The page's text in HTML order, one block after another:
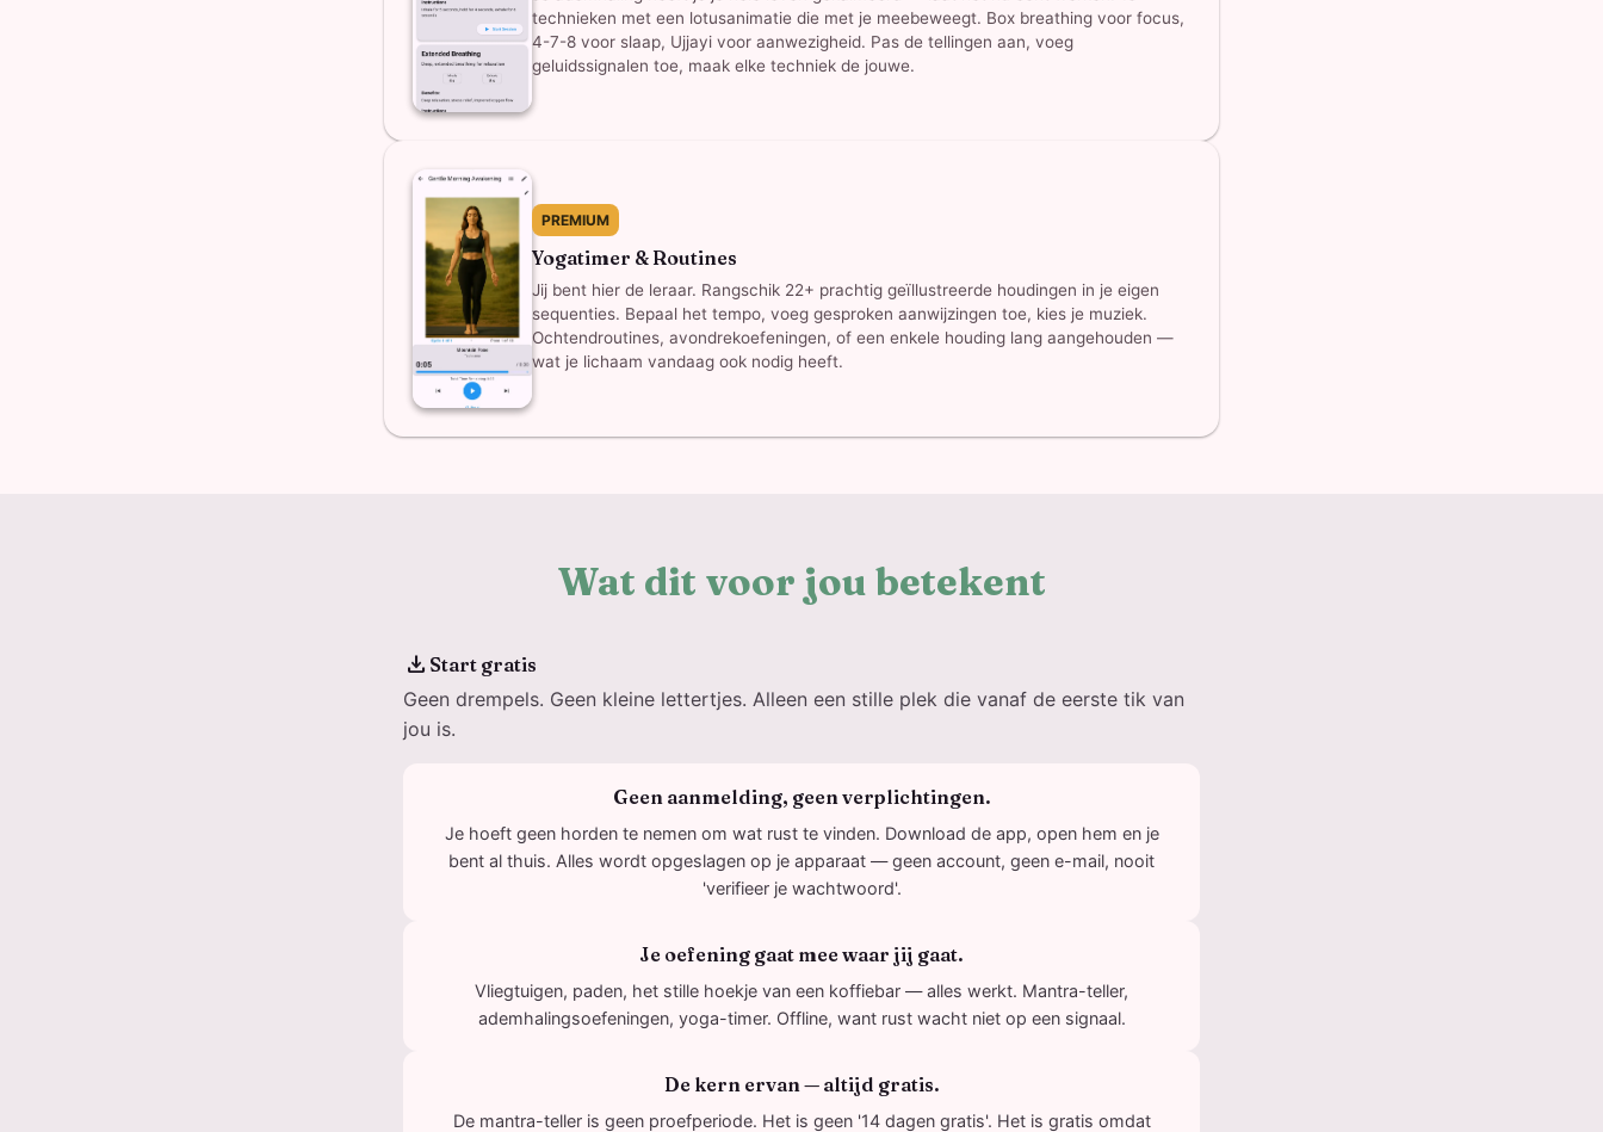
technieken met een lotusanimatie die met je meebeweegt. Box breathing voor focus,
4-7-8 voor slaap, Ujjayi voor aanwezigheid. Pas de tellingen aan, voeg
geluidssignalen toe, maak elke techniek de jouwe.
PREMIUM
Yogatimer & Routines
Jij bent hier de leraar. Rangschik 22+ prachtig geïllustreerde houdingen in je eigen
sequenties. Bepaal het tempo, voeg gesproken aanwijzingen toe, kies je muziek.
Ochtendroutines, avondrekoefeningen, of een enkele houding lang aangehouden —
wat je lichaam vandaag ook nodig heeft.
Wat dit voor jou betekent
download Start gratis
Geen drempels. Geen kleine lettertjes. Alleen een stille plek die vanaf de eerste tik van
jou is.
Geen aanmelding, geen verplichtingen.
Je hoeft geen horden te nemen om wat rust te vinden. Download de app, open hem en je
bent al thuis. Alles wordt opgeslagen op je apparaat — geen account, geen e-mail, nooit
'verifieer je wachtwoord'.
Je oefening gaat mee waar jij gaat.
Vliegtuigen, paden, het stille hoekje van een koffiebar — alles werkt. Mantra-teller,
ademhalingsoefeningen, yoga-timer. Offline, want rust wacht niet op een signaal.
De kern ervan — altijd gratis.
De mantra-teller is geen proefperiode. Het is geen '14 dagen gratis'. Het is gratis omdat